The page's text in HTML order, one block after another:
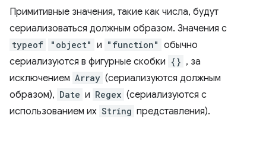
Примитивные значения, такие как числа, будут
сериализоваться должным образом. Значения с
typeof "object" и "function" обычно
сериализуются в фигурные скобки {} , за
исключением Array (сериализуются должным
образом), Date и Regex (сериализуются с
использованием их String представления).